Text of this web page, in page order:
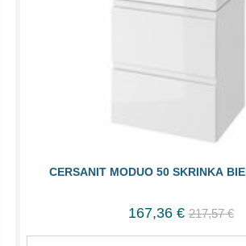
CERSANIT MODUO 50 SKRINKA
167,36 € 217,57 €